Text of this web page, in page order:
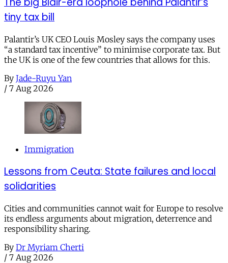
tiny tax bill
Palantir’s UK CEO Louis Mosley says the company uses
“a standard tax incentive” to minimise corporate tax. But
the UK is one of the few countries that allows for this.
By Jade-Ruyu Yan
/ 7 Aug 2026
Immigration
Lessons from Ceuta: State failures and local
solidarities
Cities and communities cannot wait for Europe to resolve
its endless arguments about migration, deterrence and
responsibility sharing.
By Dr Myriam Cherti
/ 7 Aug 2026